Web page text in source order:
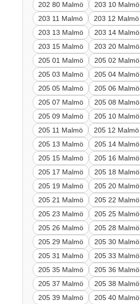
202 80 Malmö
203 10 Malmö
203 11 Malmö
203 12 Malmö
203 13 Malmö
203 14 Malmö
203 15 Malmö
203 20 Malmö
205 01 Malmö
205 02 Malmö
205 03 Malmö
205 04 Malmö
205 05 Malmö
205 06 Malmö
205 07 Malmö
205 08 Malmö
205 09 Malmö
205 10 Malmö
205 11 Malmö
205 12 Malmö
205 13 Malmö
205 14 Malmö
205 15 Malmö
205 16 Malmö
205 17 Malmö
205 18 Malmö
205 19 Malmö
205 20 Malmö
205 21 Malmö
205 22 Malmö
205 23 Malmö
205 25 Malmö
205 26 Malmö
205 28 Malmö
205 29 Malmö
205 30 Malmö
205 31 Malmö
205 33 Malmö
205 35 Malmö
205 36 Malmö
205 37 Malmö
205 38 Malmö
205 39 Malmö
205 40 Malmö